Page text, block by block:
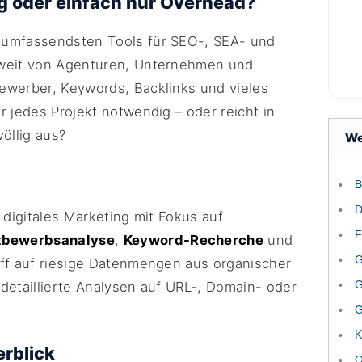
Tools für SEO-, SEA- und
von Agenturen, Unternehmen und
Keywords, Backlinks und vieles
jedes Projekt notwendig – oder reicht in
aus?
Marketing mit Fokus auf
, Keyword-Recherche und
auf riesige Datenmengen aus organischer
Analysen auf URL-, Domain- oder